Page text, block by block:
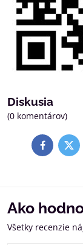
Diskusia
(0 komentárov)
Facebook
Ako
Všetky recenzie